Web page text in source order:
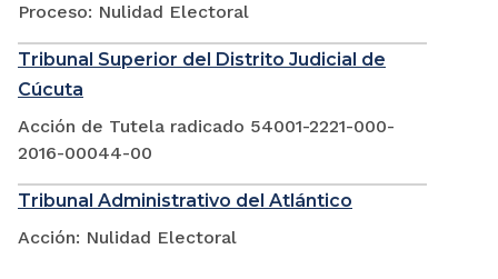
Proceso: Nulidad Electoral
Tribunal Superior del Distrito Judicial de
Cúcuta
Acción de Tutela radicado 54001-2221-000-
2016-00044-00
Tribunal Administrativo del Atlántico
Acción: Nulidad Electoral